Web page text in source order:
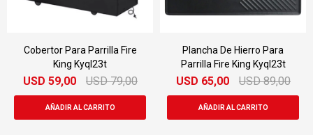
Cobertor Para Parrilla Fire
King Kyql23t
USD 59,00 USD 79,00
Plancha De Hierro Para
Parrilla Fire King Kyql23t
USD 65,00 USD 89,00